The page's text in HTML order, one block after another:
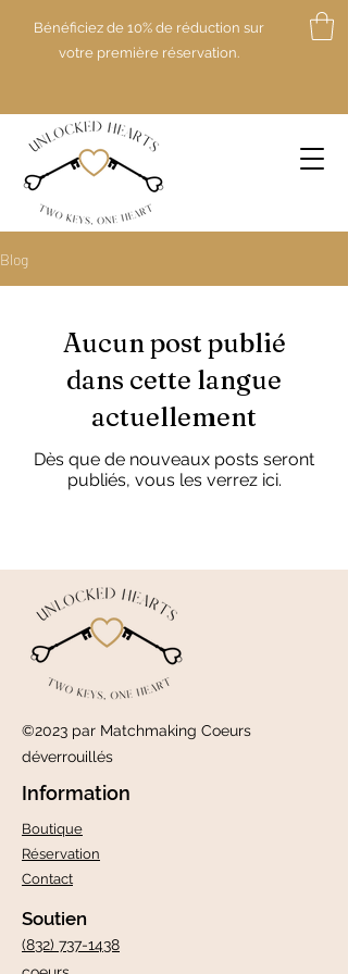
Bénéficiez de 10% de réduction sur
votre première réservation.
Blog
Aucun post publié
dans cette langue
actuellement
Dès que de nouveaux posts seront
publiés, vous les verrez ici.
©2023 par Matchmaking Coeurs
déverrouillés
Information
Boutique
Réservation
Contact
Soutien
(832) 737-1438